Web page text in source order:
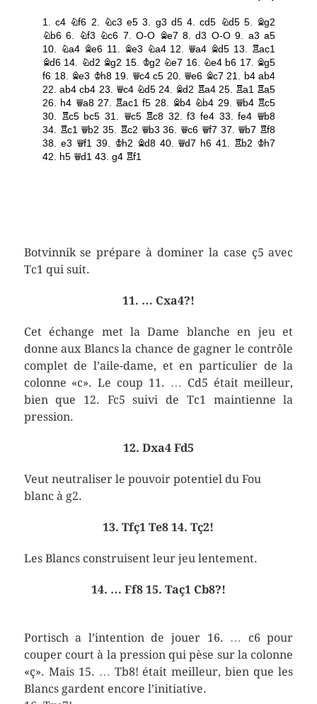
Botvinnik se prépare à dominer la case ç5 avec
Tc1 qui suit.
11. … Cxa4?!
Cet échange met la Dame blanche en jeu et
donne aux Blancs la chance de gagner le contrôle
complet de l’aile-dame, et en particulier de la
colonne «c». Le coup 11. … Cd5 était meilleur,
bien que 12. Fc5 suivi de Tc1 maintienne la
pression.
12. Dxa4 Fd5
Veut neutraliser le pouvoir potentiel du Fou
blanc à g2.
13. Tfç1 Te8 14. Tç2!
Les Blancs construisent leur jeu lentement.
14. … Ff8 15. Taç1 Cb8?!
Portisch a l’intention de jouer 16. … c6 pour
couper court à la pression qui pèse sur la colonne
«ç». Mais 15. … Tb8! était meilleur, bien que les
Blancs gardent encore l’initiative.